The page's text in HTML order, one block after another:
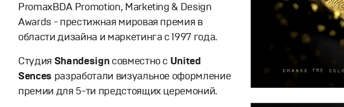
PromaxBDA Promotion, Marketing & Design
Awards - престижная мировая премия в
области дизайна и маркетинга с 1997 года.
Студия Shandesign совместно с United
Sences разработали визуальное оформление
премии для 5-ти предстоящих церемоний.